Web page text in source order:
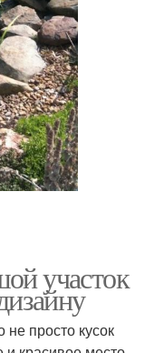
участок
просто кусок